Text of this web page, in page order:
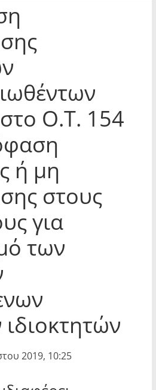
Ο.Τ. 154
ή μη
στους
για
των
2019, 10:25